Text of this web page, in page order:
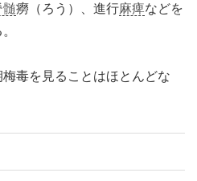
髄癆（ろう）、進行麻痺などを
毒を見ることはほとんどな